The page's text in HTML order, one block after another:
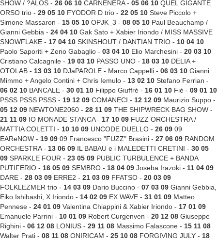
SHOW / ?ALOS - 26 06 10 CARNENERA - 05 06 10 QUEL GIGANTE
ORSO trio - 29 05 10 FYODOR D trio - 22 05 10 Steve Piccolo +
Simone Massaron - 15 05 10 OPJK_3 - 08 05 10 Paul Beauchamp /
Gianni Gebbia - 24 04 10 Gak Sato + Xabier Iriondo / MISS MASSIVE
SNOWFLAKE - 17 04 10 SKINSHOUT / DANTIAN TRIO - 10 04 10
Paolo Saporiti + Zeno Gabaglio - 03 04 10 Elio Marchesini - 20 03 10
Cristiano Calcagnile - 19 03 10 PASSO UNO - 18 03 10 DELIA +
OTOLAB - 13 03 10 DJaPAROLE - Marco Cappelli - 06 03 10 Gianni
Mimmo + Angelo Contini + Chris Iemulo - 13 02 10 Stefano Ferrian -
06 02 10 BANCALE - 30 01 10 Filippo Giuffrè - 16 01 10 Fiè - 09 01 10
PSSS PSSS PSSS - 19 12 09 COMANECI - 12 12 09 Maurizio Suppo -
05 12 09 NEWTONE2060 - 28 11 09 THE SHIPWRECK BAG SHOW -
21 11 09 IO MONADE STANCA - 17 10 09 FUZZ ORCHESTRA /
MATTIA COLETTI - 10 10 09 UNCODE DUELLO - 26 09 09
EAReNOW - 19 09 09 Francesco "FUZZ" Brasini - 27 06 09 RANDOM
ORCHESTRA - 13 06 09 IL BABAU e i MALEDETTI CRETINI - 30 05
09 SPARKLE FOUR - 23 05 09 PUBLIC TURBULENCE + BANDA
PUTIFERIO - 16 05 09 SEMBRO - 18 04 09 Joseba Irazoki - 11 04 09
DARE - 28 03 09 ERRE2 - 21 03 09 FFATSO - 20 03 09
FOLKLEZMER trio - 14 03 09 Dario Buccino - 07 03 09 Gianni Gebbia,
Eiko Ishibashi, X.Iriondo - 14 02 09 EX WAVE - 31 01 09 Matteo
Pennese - 24 01 09 Valentina Chiappini & Xabier Iriondo - 17 01 09
Emanuele Parrini - 10 01 09 Robert Curgenven - 20 12 08 Giuseppe
Righini - 06 12 08 LONIUS - 29 11 08 Massimo Falascone - 15 11 08
Walter Prati - 08 11 08 ONIRICAM - 25 10 08 FORGIVING JULY - 18